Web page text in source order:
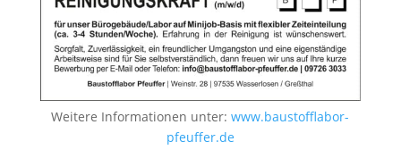
Weitere Informationen unter:www.baustofflabor-
pfeuffer.de